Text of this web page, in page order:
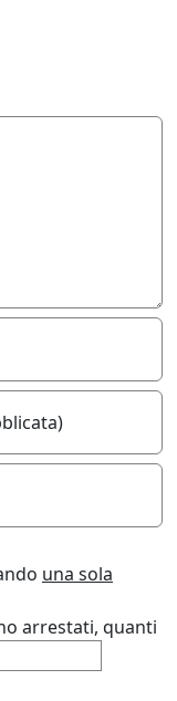
una sola
arrestati, quanti